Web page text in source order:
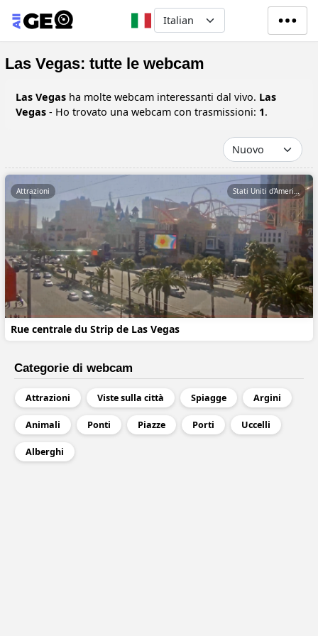
Salta al contenuto principale
Select your language
Las Vegas: tutte le webcam
Las Vegas ha molte webcam interessanti dal vivo. Las
Vegas - Ho trovato una webcam con trasmissioni: 1.
Rue centrale du Strip de Las Vegas
Attrazioni Stati Uniti d'America
Categorie di webcam
Attrazioni Viste sulla città Spiagge Argini
Animali Ponti Piazze Porti Uccelli
Alberghi